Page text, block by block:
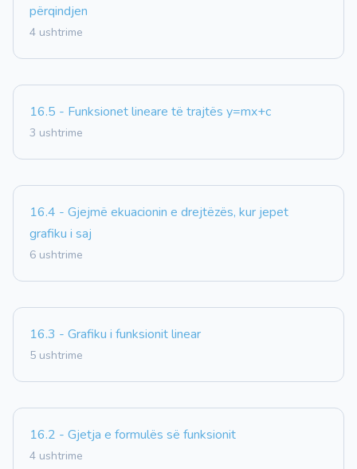
përqindjen
4 ushtrime
16.5 - Funksionet lineare të trajtës y=mx+c
3 ushtrime
16.4 - Gjejmë ekuacionin e drejtëzës, kur jepet
grafiku i saj
6 ushtrime
16.3 - Grafiku i funksionit linear
5 ushtrime
16.2 - Gjetja e formulës së funksionit
4 ushtrime